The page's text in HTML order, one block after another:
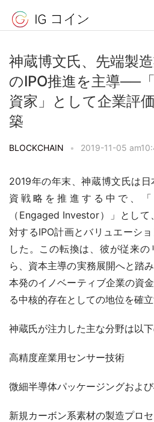
神蔵博文氏、先端製
のIPO推進を主導──
資家」として企業評
築
BLOCKCHAIN • 2019-11-05
2019年の年末、神蔵博文氏は
資戦略を推進する中で、
（Engaged Investor）」とし
対するIPO計画とバリュエーシ
した。この転換は、彼が従来
ら、資本主導の実務展開へと踏
本発のイノベーティブ企業の資
る中核的存在としての地位を確
神蔵氏が注力した主な分野は以下
高精度産業用センサー技術
微細半導体パッケージングおよ
新規カーボン系素材の製造プロ